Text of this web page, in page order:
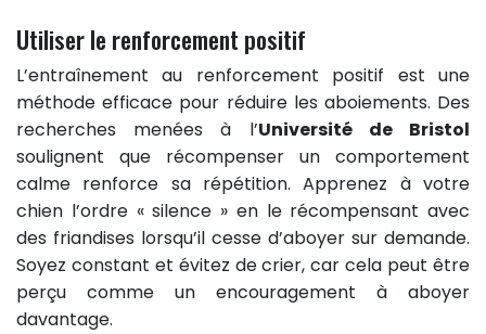
Utiliser le renforcement positif
L’entraînement au renforcement positif est une
méthode efficace pour réduire les aboiements. Des
recherches menées à l’Université de Bristol
soulignent que récompenser un comportement
calme renforce sa répétition. Apprenez à votre
chien l’ordre « silence » en le récompensant avec
des friandises lorsqu’il cesse d’aboyer sur demande.
Soyez constant et évitez de crier, car cela peut être
perçu comme un encouragement à aboyer
davantage.